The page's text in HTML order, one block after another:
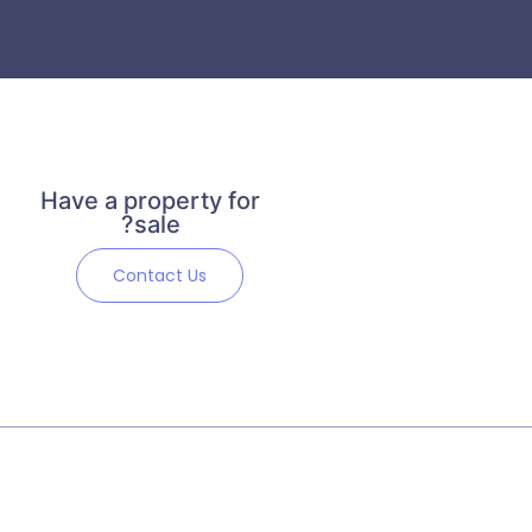
Have a property for
sale?
Contact Us